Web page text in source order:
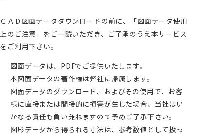
ＣＡＤ図面データダウンロードの前に、「図面データ使用
上のご注意」をご一読いただき、ご了承のうえ本サービス
をご利用下さい。
図面データは、PDFでご提供いたします。
本図面データの著作権は弊社に帰属します。
図面データのダウンロード、およびその使用で、お客
様に直接または間接的に損害が生じた場合、当社はい
かなる責任も負い兼ねますので予めご了承下さい。
図形データから得られる寸法は、参考数値として扱っ